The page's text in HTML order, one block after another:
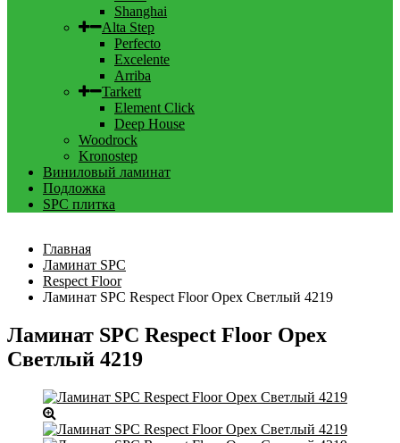
Shanghai
Alta Step
Perfecto
Excelente
Arriba
Tarkett
Element Click
Deep House
Woodrock
Kronostep
Виниловый ламинат
Подложка
SPC плитка
Главная
Ламинат SPC
Respect Floor
Ламинат SPC Respect Floor Орех Светлый 4219
Ламинат SPC Respect Floor Орех
Светлый 4219